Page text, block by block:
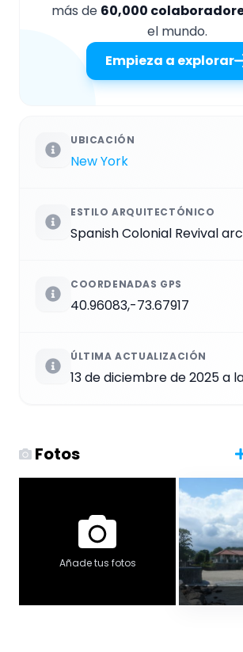
más de 60,000
el mundo.
Empieza a explorar
UBICACIÓN
New York
ESTILO ARQUITECTÓNICO
Spanish Colonial Revival
COORDENADAS GPS
40.96083,-73.67917
ÚLTIMA ACTUALIZACIÓN
13 de diciembre de 2025 a
Fotos
Añade tus fotos